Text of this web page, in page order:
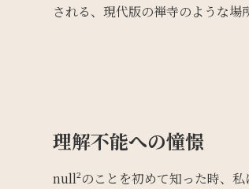
される、現代版の禅寺のような場
理解不能への憧憬
null²のことを初めて知った時、私